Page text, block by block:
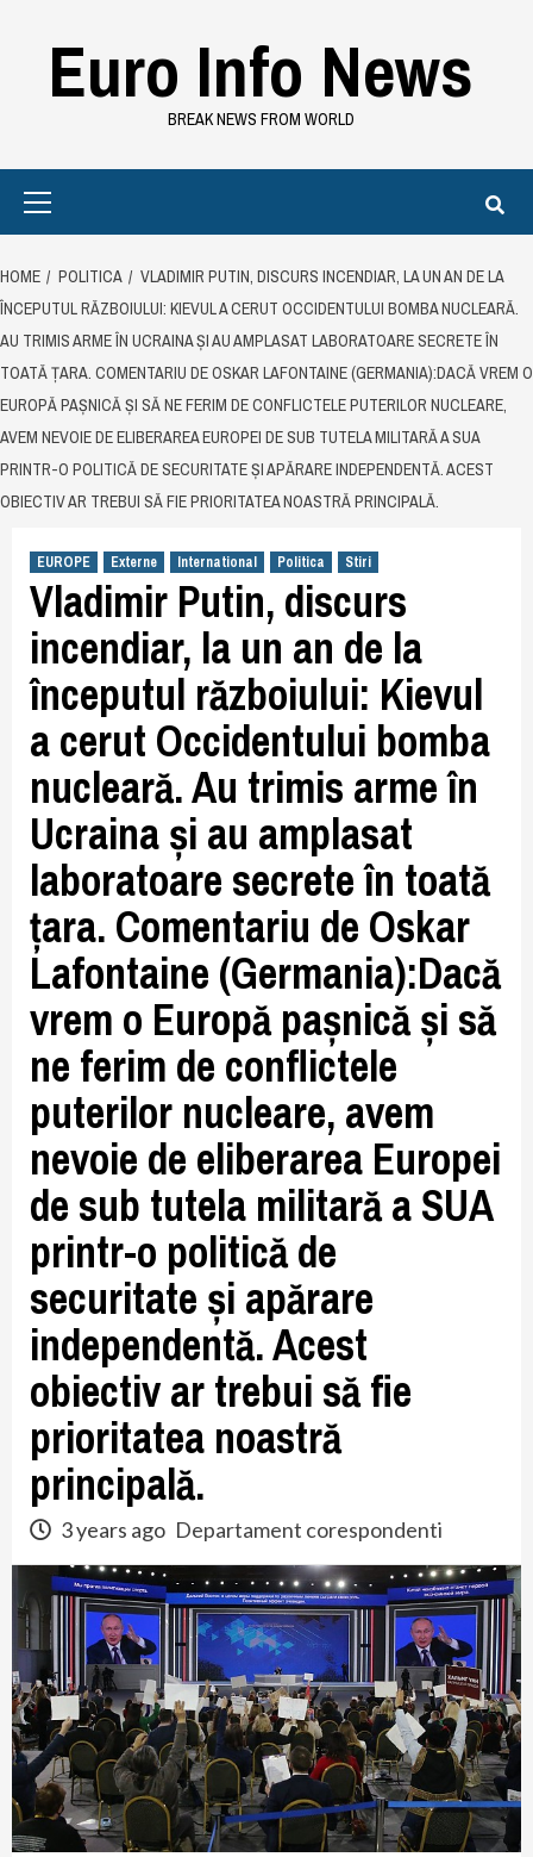
contentEuro Info News
BREAK NEWS FROM WORLD
HOME POLITICA
VLADIMIR PUTIN, DISCURS INCENDIAR, LA UN AN DE LA
ÎNCEPUTUL RĂZBOIULUI: KIEVUL A CERUT OCCIDENTULUI BOMBA NUCLEARĂ.
AU TRIMIS ARME ÎN UCRAINA ȘI AU AMPLASAT LABORATOARE SECRETE ÎN
TOATĂ ȚARA. COMENTARIU DE OSKAR LAFONTAINE (GERMANIA):DACĂ VREM O
EUROPĂ PAȘNICĂ ȘI SĂ NE FERIM DE CONFLICTELE PUTERILOR NUCLEARE,
AVEM NEVOIE DE ELIBERAREA EUROPEI DE SUB TUTELA MILITARĂ A SUA
PRINTR-O POLITICĂ DE SECURITATE ȘI APĂRARE INDEPENDENTĂ. ACEST
OBIECTIV AR TREBUI SĂ FIE PRIORITATEA NOASTRĂ PRINCIPALĂ.
EUROPE Externe International Politica Stiri
Vladimir Putin, discurs
incendiar, la un an de la
începutul războiului: Kievul
a cerut Occidentului bomba
nucleară. Au trimis arme în
Ucraina și au amplasat
laboratoare secrete în toată
țara. Comentariu de Oskar
Lafontaine (Germania):Dacă
vrem o Europă pașnică și să
ne ferim de conflictele
puterilor nucleare, avem
nevoie de eliberarea Europei
de sub tutela militară a SUA
printr-o politică de
securitate și apărare
independentă. Acest
obiectiv ar trebui să fie
prioritatea noastră
principală.
3 years ago Departament corespondenti